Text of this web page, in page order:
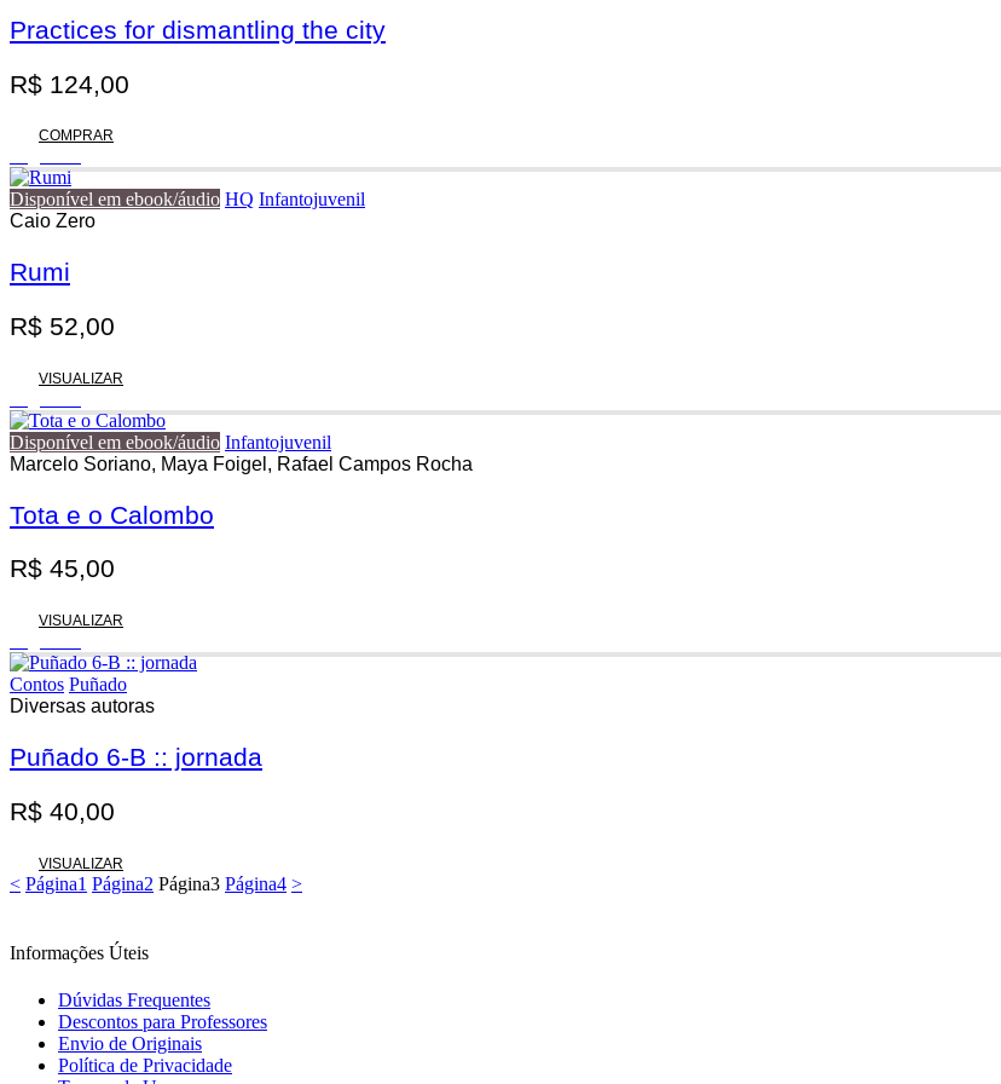
Practices for dismantling the city
R$ 124,00
COMPRAR
Disponível em ebook/áudio HQ Infantojuvenil
Caio Zero
Rumi
R$ 52,00
VISUALIZAR
Disponível em ebook/áudio Infantojuvenil
Marcelo Soriano, Maya Foigel, Rafael Campos Rocha
Tota e o Calombo
R$ 45,00
VISUALIZAR
Contos Puñado
Diversas autoras
Puñado 6-B :: jornada
R$ 40,00
VISUALIZAR
< Página1 Página2 Página3 Página4 >
Informações Úteis
Dúvidas Frequentes
Descontos para Professores
Envio de Originais
Política de Privacidade